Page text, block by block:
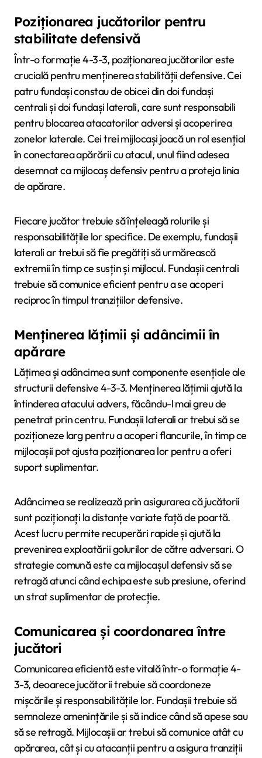
Poziționarea jucătorilor pentru
stabilitate defensivă
Într-o formație 4-3-3, poziționarea jucătorilor este
crucială pentru menținerea stabilității defensive. Cei
patru fundași constau de obicei din doi fundași
centrali și doi fundași laterali, care sunt responsabili
pentru blocarea atacatorilor adversi și acoperirea
zonelor laterale. Cei trei mijlocași joacă un rol esențial
în conectarea apărării cu atacul, unul fiind adesea
desemnat ca mijlocaș defensiv pentru a proteja linia
de apărare.
Fiecare jucător trebuie să înțeleagă rolurile și
responsabilitățile lor specifice. De exemplu, fundașii
laterali ar trebui să fie pregătiți să urmărească
extremii în timp ce susțin și mijlocul. Fundașii centrali
trebuie să comunice eficient pentru a se acoperi
reciproc în timpul tranzițiilor defensive.
Menținerea lățimii și adâncimii în
apărare
Lățimea și adâncimea sunt componente esențiale ale
structurii defensive 4-3-3. Menținerea lățimii ajută la
întinderea atacului advers, făcându-l mai greu de
penetrat prin centru. Fundașii laterali ar trebui să se
poziționeze larg pentru a acoperi flancurile, în timp ce
mijlocașii pot ajusta poziționarea lor pentru a oferi
suport suplimentar.
Adâncimea se realizează prin asigurarea că jucătorii
sunt poziționați la distanțe variate față de poartă.
Acest lucru permite recuperări rapide și ajută la
prevenirea exploatării golurilor de către adversari. O
strategie comună este ca mijlocașul defensiv să se
retragă atunci când echipa este sub presiune, oferind
un strat suplimentar de protecție.
Comunicarea și coordonarea între
jucători
Comunicarea eficientă este vitală într-o formație 4-
3-3, deoarece jucătorii trebuie să coordoneze
mișcările și responsabilitățile lor. Fundașii trebuie să
semnaleze amenințările și să indice când să apese sau
să se retragă. Mijlocașii ar trebui să comunice atât cu
apărarea, cât și cu atacanții pentru a asigura tranziții